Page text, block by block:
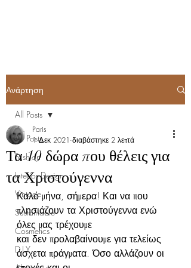
Ανάρτηση
All Posts
Fashion
Interior Design
Vintage
Sustainable
Cosmetics
D.I.Y
All Posts
Τα 10 δώρα που θέλεις για
τα Χριστούγεννα
Paris
1 Δεκ 2021 διαβάστηκε 2 λεπτά
Καλό μήνα, σήμερα! Και να που
πλησιάζουν τα Χριστούγεννα ενώ
όλες μας τρέχουμε
και δεν προλαβαίνουμε για τελείως
άσχετα πράγματα. Όσο αλλάζουν οι